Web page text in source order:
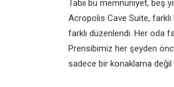
Tabii bu memnuniyet, beş
Acropolis Cave Suite,
farklı düzenlendi. Her oda
Prensibimiz her şeyden
sadece bir konaklama değil